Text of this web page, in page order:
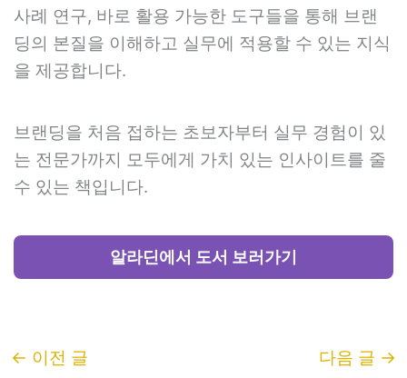
사례 연구, 바로 활용 가능한 도구들을 통해 브랜
딩의 본질을 이해하고 실무에 적용할 수 있는 지식
을 제공합니다.
브랜딩을 처음 접하는 초보자부터 실무 경험이 있
는 전문가까지 모두에게 가치 있는 인사이트를 줄
수 있는 책입니다.
알라딘에서 도서 보러가기
← 이전 글 다음 글 →